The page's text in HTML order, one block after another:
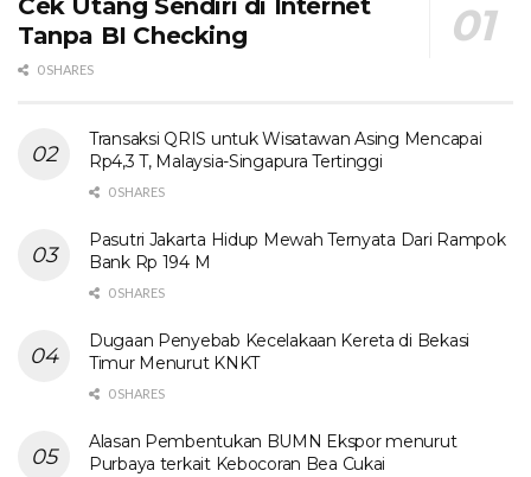
Cek Utang Sendiri di Internet
Tanpa BI Checking
0 SHARES
Transaksi QRIS untuk Wisatawan Asing Mencapai
Rp4,3 T, Malaysia-Singapura Tertinggi
0 SHARES
Pasutri Jakarta Hidup Mewah Ternyata Dari Rampok
Bank Rp 194 M
0 SHARES
Dugaan Penyebab Kecelakaan Kereta di Bekasi
Timur Menurut KNKT
0 SHARES
Alasan Pembentukan BUMN Ekspor menurut
Purbaya terkait Kebocoran Bea Cukai